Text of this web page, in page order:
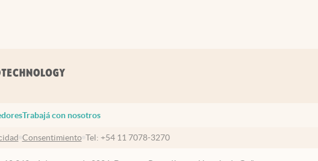
Trabajá con nosotros
Consentimiento Tel: +54 11 7078-3270